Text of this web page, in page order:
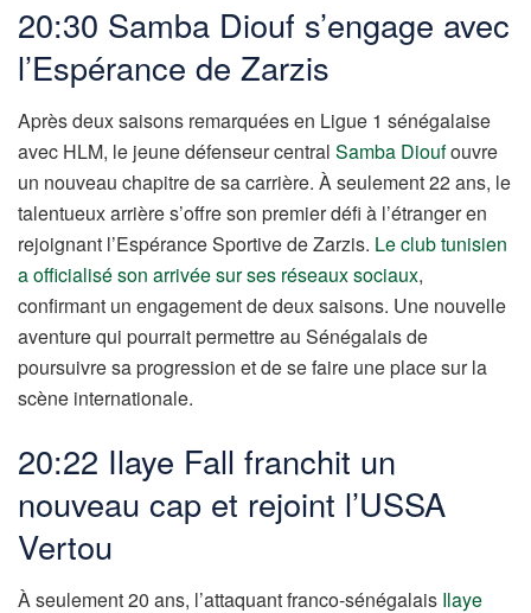
20:30 Samba Diouf s’engage avec
l’Espérance de Zarzis
Après deux saisons remarquées en Ligue 1 sénégalaise
avec HLM, le jeune défenseur central Samba Dioufouvre
un nouveau chapitre de sa carrière. À seulement 22 ans, le
talentueux arrière s’offre son premier défi à l’étranger en
rejoignant l’Espérance Sportive de Zarzis. Le club tunisien
a officialisé son arrivée sur ses réseaux sociaux,
confirmant un engagement de deux saisons. Une nouvelle
aventure qui pourrait permettre au Sénégalais de
poursuivre sa progression et de se faire une place sur la
scène internationale.
20:22 Ilaye Fall franchit un
nouveau cap et rejoint l’USSA
Vertou
À seulement 20 ans, l’attaquant franco-sénégalais Ilaye